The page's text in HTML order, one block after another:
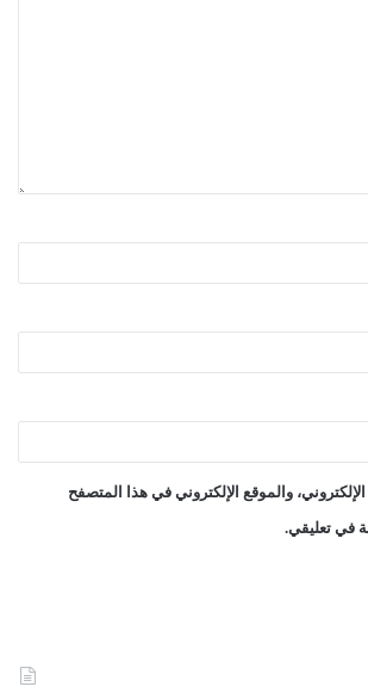
والموقع الإلكتروني في هذا المتصفح
في تعليقي.